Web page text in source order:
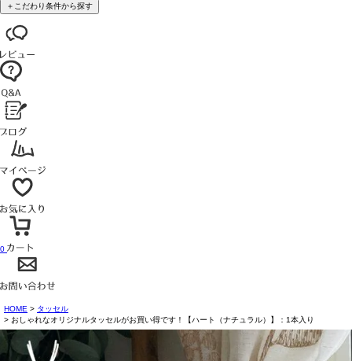
＋こだわり条件から探す
0
HOME
タッセル
おしゃれなオリジナルタッセルがお買い得です！【ハート（ナチュラル）】：1本入り